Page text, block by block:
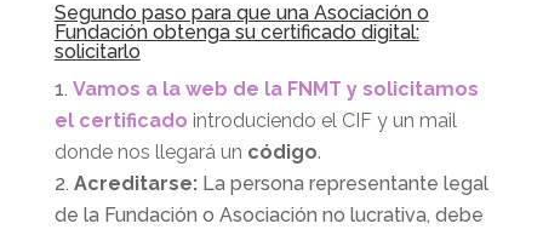
Segundo paso para que una Asociación o
Fundación obtenga su certificado digital:
solicitarlo
Vamos a la web de la FNMT y solicitamos
el certificado introduciendo el CIF y un mail
donde nos llegará un código.
Acreditarse: La persona representante legal
de la Fundación o Asociación no lucrativa, debe